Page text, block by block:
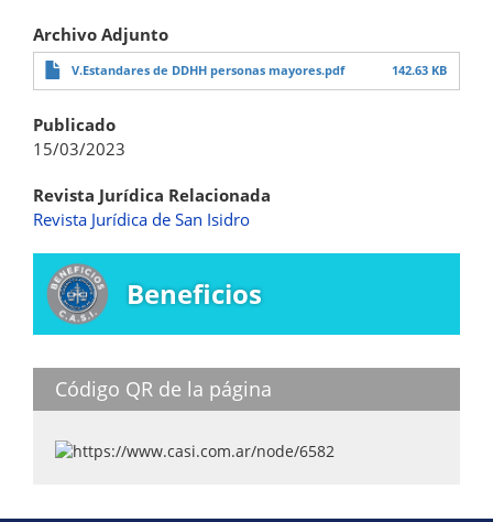
Archivo Adjunto
V.Estandares de DDHH personas mayores.pdf 142.63 KB
Publicado
15/03/2023
Revista Jurídica Relacionada
Revista Jurídica de San Isidro
Beneficios
Código QR de la página